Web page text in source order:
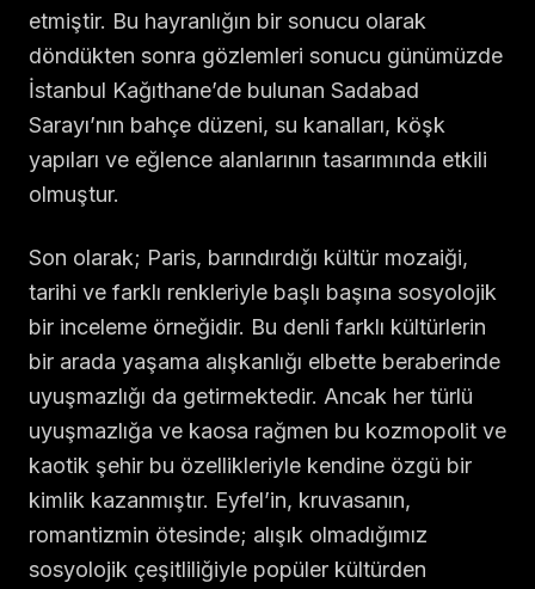
etmiştir. Bu hayranlığın bir sonucu olarak
döndükten sonra gözlemleri sonucu günümüzde
İstanbul Kağıthane’de bulunan Sadabad
Sarayı’nın bahçe düzeni, su kanalları, köşk
yapıları ve eğlence alanlarının tasarımında etkili
olmuştur.
Son olarak; Paris, barındırdığı kültür mozaiği,
tarihi ve farklı renkleriyle başlı başına sosyolojik
bir inceleme örneğidir. Bu denli farklı kültürlerin
bir arada yaşama alışkanlığı elbette beraberinde
uyuşmazlığı da getirmektedir. Ancak her türlü
uyuşmazlığa ve kaosa rağmen bu kozmopolit ve
kaotik şehir bu özellikleriyle kendine özgü bir
kimlik kazanmıştır. Eyfel’in, kruvasanın,
romantizmin ötesinde; alışık olmadığımız
sosyolojik çeşitliliğiyle popüler kültürden